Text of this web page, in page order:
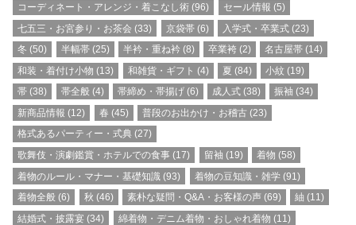
コーディネート・アレンジ・着こなし術 (96) セール情報 (5)
七五三・お宮参り・お茶会 (33) 京袋帯(6) 入学式・卒業式(23)
冬 (50) 半幅帯(25) 半衿・重ね衿 (8) 卒業袴 (2) 名古屋帯 (14)
和装・着付け小物 (13) 和雑貨・ギフト (4) 夏 (84) 小紋 (19)
帯 (38) 帯全般(4) 帯締め・帯揚げ(6) 成人式 (38) 振袖 (34)
新商品情報 (12) 春 (45) 普段のお出かけ・お稽古(23)
格式あるパーティー・式典 (27)
歌舞伎・演劇鑑賞・ホテルでの食事 (17) 留袖 (19) 着物 (58)
着物のルール・マナー・基礎知識 (93) 着物の豆知識・雑学(91)
着物全般 (6) 秋 (46) 素朴な疑問・Q&A・お客様の声(69) 紬 (11)
結婚式・披露宴 (34) 綿着物・デニム着物・おしゃれ着物 (11)